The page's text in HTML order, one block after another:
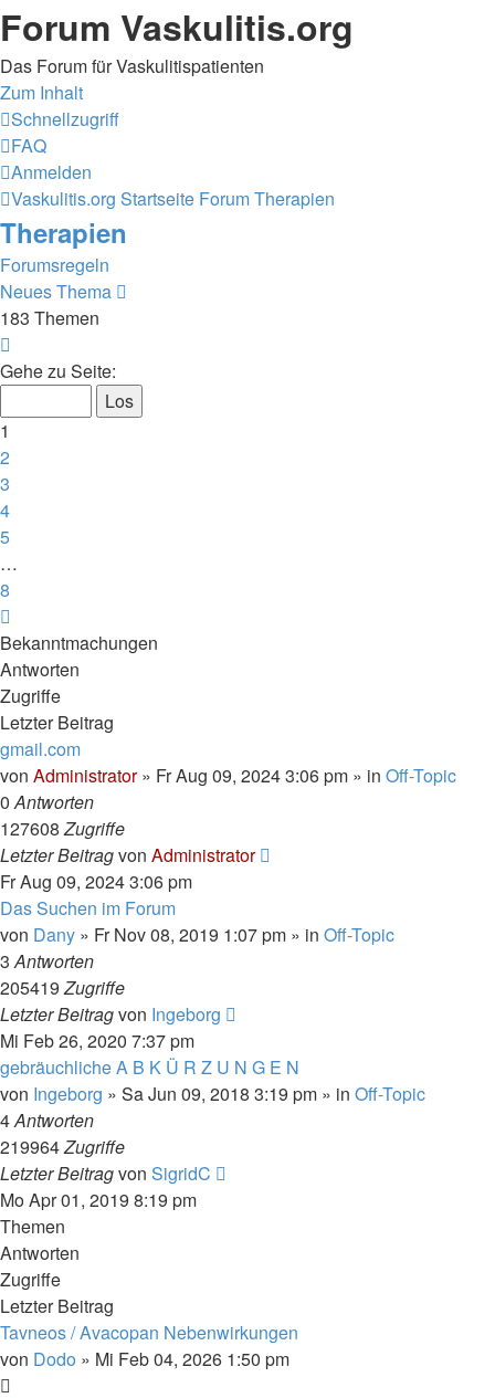
Forum Vaskulitis.org
Das Forum für Vaskulitispatienten
Zum Inhalt
Schnellzugriff
FAQ
Anmelden
Vaskulitis.org Startseite ForumTherapien
Therapien
Forumsregeln
Neues Thema
183 Themen
1
8
Gehe zu Seite:
1
2
3
4
5
…
8
Bekanntmachungen
Antworten
Zugriffe
Letzter Beitrag
gmail.com
von Administrator» Fr Aug 09, 2024 3:06 pm » in Off-Topic
0Antworten
127608Zugriffe
Letzter Beitragvon Administrator
Fr Aug 09, 2024 3:06 pm
Das Suchen im Forum
von Dany » Fr Nov 08, 2019 1:07 pm » in Off-Topic
3Antworten
205419Zugriffe
Letzter Beitragvon Ingeborg
Mi Feb 26, 2020 7:37 pm
gebräuchliche A B K Ü R Z U N G E N
von Ingeborg » Sa Jun 09, 2018 3:19 pm » in Off-Topic
4Antworten
219964Zugriffe
Letzter Beitragvon SigridC
Mo Apr 01, 2019 8:19 pm
Themen
Antworten
Zugriffe
Letzter Beitrag
Tavneos / Avacopan Nebenwirkungen
von Dodo » Mi Feb 04, 2026 1:50 pm